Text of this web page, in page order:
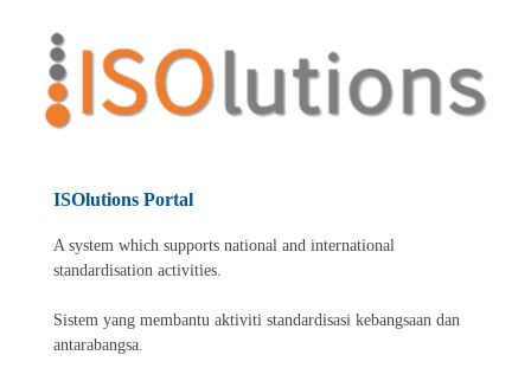
ISOlutions Portal
A system which supports national and international
standardisation activities.
Sistem yang membantu aktiviti standardisasi kebangsaan dan
antarabangsa.